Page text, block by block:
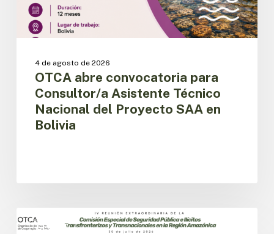
Proyecto
SAA
4 de agosto de 2026
OTCA abre convocatoria para
Consultor/a Asistente Técnico
Nacional del Proyecto SAA en
Bolivia
CESPIT
amazónicos